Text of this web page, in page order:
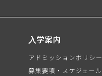
⼊学案内
アドミッションポリシー
募集要項・スケジュール